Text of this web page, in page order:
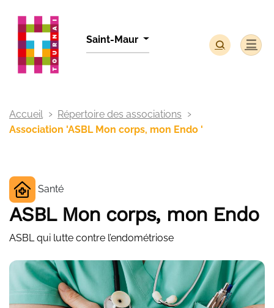
Saint-Maur
Accueil
Répertoire des associations
Association 'ASBL Mon corps, mon Endo '
Santé
ASBL Mon corps, mon Endo
ASBL qui lutte contre l’endométriose